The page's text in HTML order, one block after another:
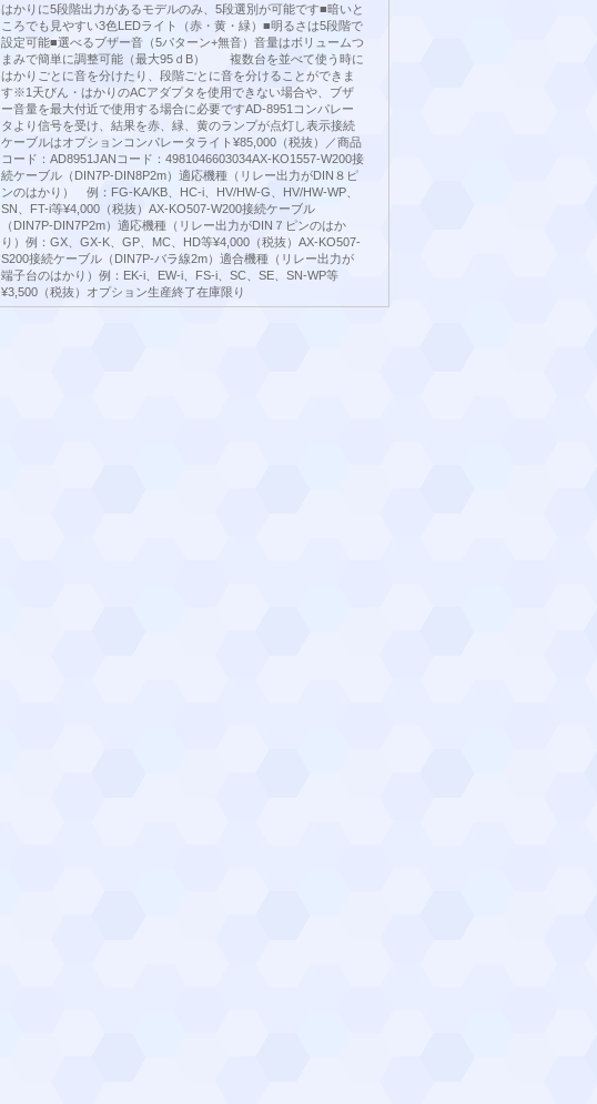
はかりに5段階出力があるモデルのみ、5段選別が可能です■暗いと
ころでも見やすい3色LEDライト（赤・黄・緑）■明るさは5段階で
設定可能■選べるブザー音（5パターン+無音）音量はボリュームつ
まみで簡単に調整可能（最大95ｄB） 複数台を並べて使う時に
はかりごとに音を分けたり、段階ごとに音を分けることができま
す※1天びん・はかりのACアダプタを使用できない場合や、ブザ
ー音量を最大付近で使用する場合に必要ですAD-8951コンパレー
タより信号を受け、結果を赤、緑、黄のランプが点灯し表示接続
ケーブルはオプションコンパレータライト¥85,000（税抜）／商品
コード：AD8951JANコード：4981046603034AX-KO1557-W200接
続ケーブル（DIN7P-DIN8P2m）適応機種（リレー出力がDIN８ピ
ンのはかり） 例：FG-KA/KB、HC-i、HV/HW-G、HV/HW-WP、
SN、FT-i等¥4,000（税抜）AX-KO507-W200接続ケーブル
（DIN7P-DIN7P2m）適応機種（リレー出力がDIN７ピンのはか
り）例：GX、GX-K、GP、MC、HD等¥4,000（税抜）AX-KO507-
S200接続ケーブル（DIN7P-バラ線2m）適合機種（リレー出力が
端子台のはかり）例：EK-i、EW-i、FS-i、SC、SE、SN-WP等
¥3,500（税抜）オプション生産終了在庫限り